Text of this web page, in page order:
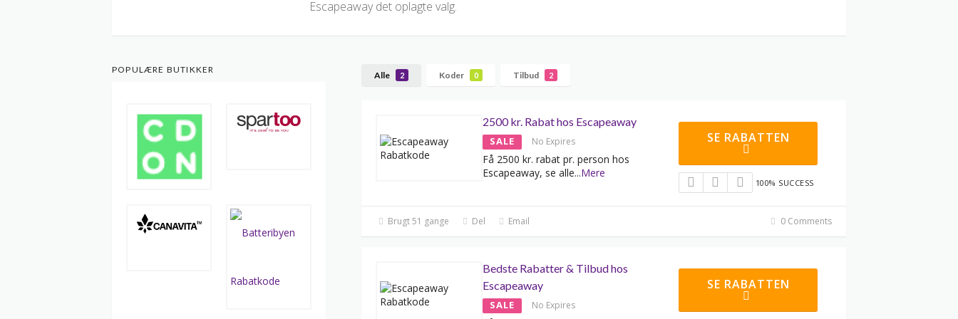
Escapeaway det oplagte valg.
Alle 2 Koder 0 Tilbud 2
2500 kr. Rabat hos Escapeaway
SALE No Expires
Få 2500 kr. rabat pr. person hos
Escapeaway, se alle...Mere
SE RABATTEN
100% SUCCESS
Brugt 51 gange Del Email 0 Comments
Bedste Rabatter & Tilbud hos
Escapeaway
SALE No Expires
SE RABATTEN
POPULÆRE BUTIKKER